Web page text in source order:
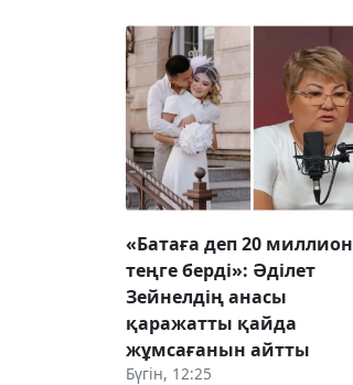
«Батаға деп 20 миллион
теңге берді»: Әділет
Зейнелдің анасы
қаражатты қайда
жұмсағанын айтты
Бүгін, 12:25